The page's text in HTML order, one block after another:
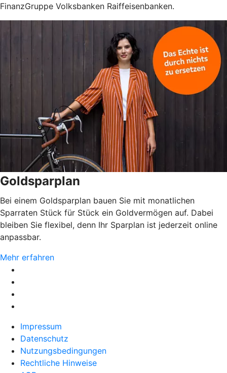
FinanzGruppe Volksbanken Raiffeisenbanken.
Goldsparplan
Bei einem Goldsparplan bauen Sie mit monatlichen
Sparraten Stück für Stück ein Goldvermögen auf. Dabei
bleiben Sie flexibel, denn Ihr Sparplan ist jederzeit online
anpassbar.
Mehr erfahren
Impressum
Datenschutz
Nutzungsbedingungen
Rechtliche Hinweise